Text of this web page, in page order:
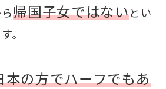
帰国子女ではないとい
。
本の方でハーフでもあ